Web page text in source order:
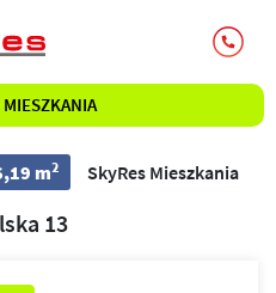
m2 SkyRes Mieszkania
13